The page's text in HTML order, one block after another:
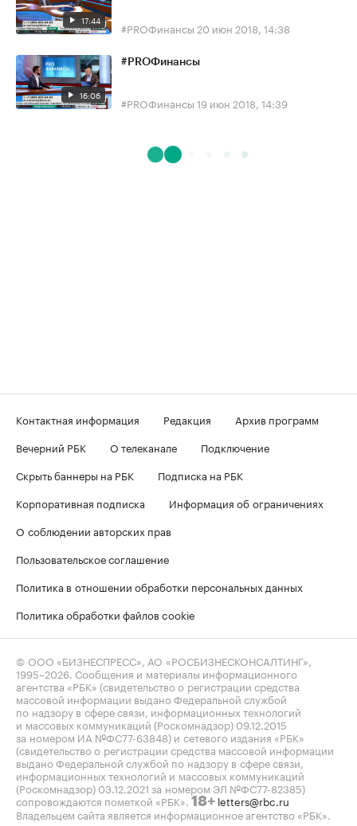
17:44 #PROФинансы 20 июн 2018, 14:38
16:06
#PROФинансы
#PROФинансы 19 июн 2018, 14:39
Контактная информация Редакция
Архив программ
Вечерний РБК
О телеканале
Подключение
Скрыть баннеры на РБК
Подписка на РБК
Корпоративная подписка
Информация об ограничениях
О соблюдении авторских прав
Пользовательское соглашение
Политика в отношении обработки персональных данных
Политика обработки файлов cookie
© ООО «БИЗНЕСПРЕСС», АО «РОСБИЗНЕСКОНСАЛТИНГ»,
1995–2026 . Сообщения и материалы информационного
агентства «РБК» (свидетельство о регистрации средства
массовой информации выдано Федеральной службой
по надзору в сфере связи, информационных технологий
и массовых коммуникаций (Роскомнадзор) 09.12.2015
за номером ИА №ФС77-63848) и сетевого издания «РБК»
(свидетельство о регистрации средства массовой информации
выдано Федеральной службой по надзору в сфере связи,
информационных технологий и массовых коммуникаций
(Роскомнадзор) 03.12.2021 за номером ЭЛ №ФС77-82385)
сопровождаются пометкой «РБК». 18+ letters@rbc.ru
Владельцем сайта является информационное агентство «РБК».